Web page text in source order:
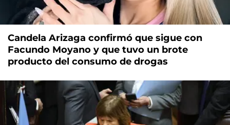
Candela Arizaga confirmó que sigue con
Facundo Moyano y que tuvo un brote
producto del consumo de drogas